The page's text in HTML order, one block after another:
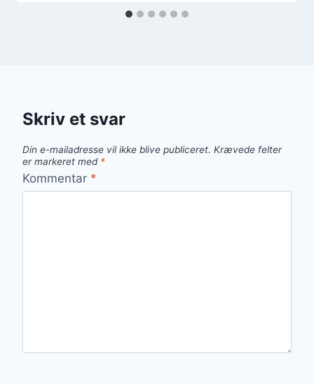
Skriv et svar
Din e-mailadresse vil ikke blive publiceret. Krævede felter
er markeret med *
Kommentar *